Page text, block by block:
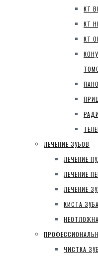
КТ
КТ
КТ
ЛЕЧЕНИЕ ЗУБОВ
ЛЕЧЕНИЕ
ЛЕЧЕНИЕ
ЛЕЧЕНИЕ
КИСТА ЗУБА
ЧИСТКА